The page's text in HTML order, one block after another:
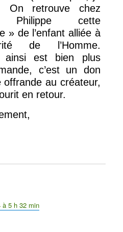
On retrouve chez
Philippe cette
» de l’enfant alliée à
de l’Homme.
ainsi est bien plus
c’est un don
offrande au créateur,
en retour.
à 5 h 32 min